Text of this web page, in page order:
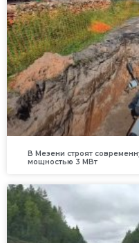
В Мезени строят
мощностью 3 МВт